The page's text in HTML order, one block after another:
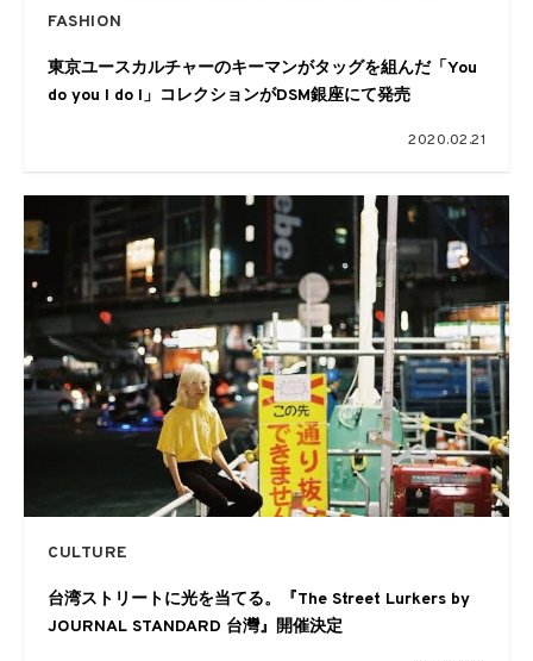
FASHION
東京ユースカルチャーのキーマンがタッグを組んだ「You
do you I do I」コレクションがDSM銀座にて発売
2020.02.21
CULTURE
台湾ストリートに光を当てる。『The Street Lurkers by
JOURNAL STANDARD 台灣』開催決定